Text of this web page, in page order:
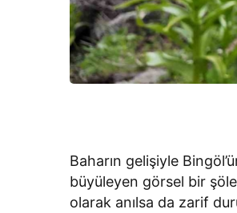
Baharın gelişiyle
büyüleyen görsel bir
olarak anılsa da zarif